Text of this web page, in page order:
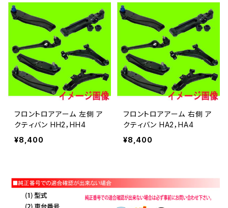
フロントロアアーム 左側 ア
クティバン HH2，HH4
¥8,400
フロントロアアーム 右側 ア
クティバン HA2，HA4
¥8,400